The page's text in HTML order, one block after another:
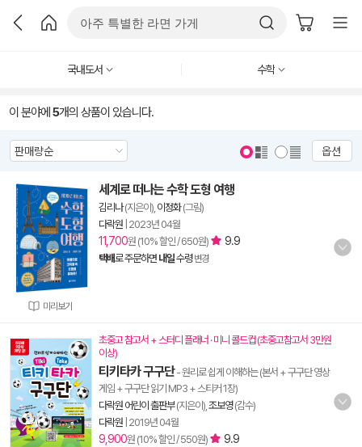
국내도서 수학
이 분야에 5개의 상품이 있습니다.
옵션
미리보기
세계로 떠나는 수학 도형 여행
김리나(지은이), 이정화(그림)
다락원 2023년 04월
11,700원 (10% 할인 / 650원) 9.9
택배로 주문하면 내일수령 변경
초중고 참고서 + 스터디 플래너 · 미니 콜드컵 (초중고참고서 3만원
이상)
티키타카 구구단- 원리로 쉽게 이해하는 (본서 + 구구단 영상
게임 + 구구단 읽기 MP3 + 스티커 1장)
다락원 어린이 출판부(지은이), 조보영(감수)
다락원 2019년 04월
9,900원 (10% 할인 / 550원) 9.9